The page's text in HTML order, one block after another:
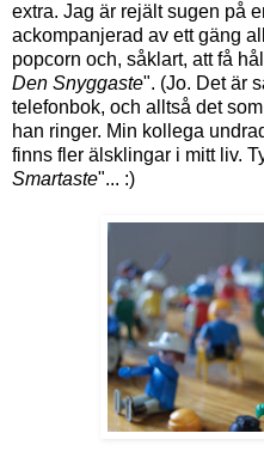
extra. Jag är rejält sugen på
ackompanjerad av ett gäng
popcorn och, såklart, att få
Den Snyggaste". (Jo. Det är
telefonbok, och alltså det
han ringer. Min kollega
finns fler älsklingar i mitt liv.
Smartaste"... :)